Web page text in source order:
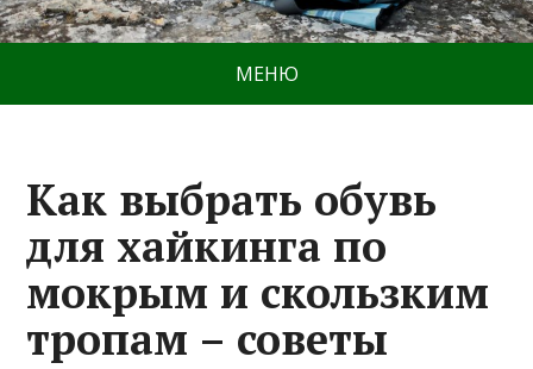
МЕНЮ
Как выбрать обувь
для хайкинга по
мокрым и скользким
тропам – советы